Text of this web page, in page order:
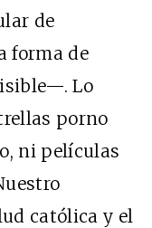
de
forma de
Lo
porno
ni películas
católica y el